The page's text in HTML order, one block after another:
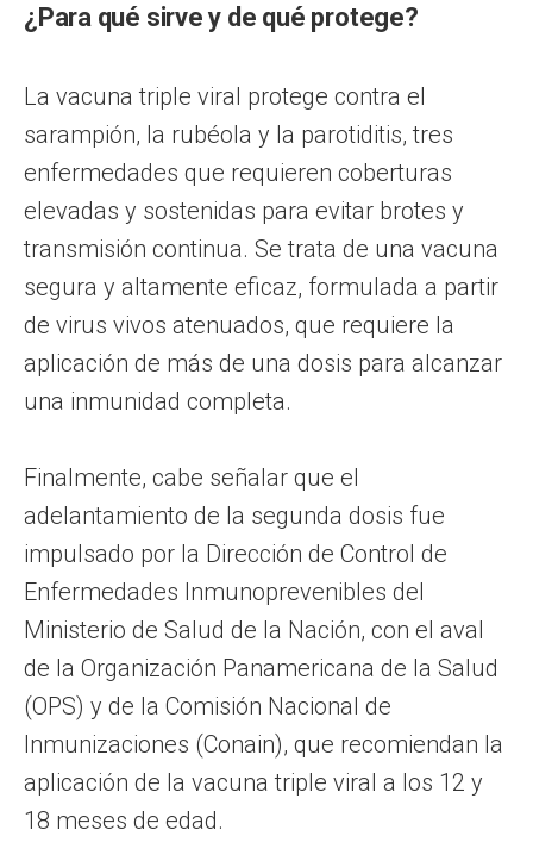
¿Para qué sirve y de qué protege?
La vacuna triple viral protege contra el
sarampión, la rubéola y la parotiditis, tres
enfermedades que requieren coberturas
elevadas y sostenidas para evitar brotes y
transmisión continua. Se trata de una vacuna
segura y altamente eficaz, formulada a partir
de virus vivos atenuados, que requiere la
aplicación de más de una dosis para alcanzar
una inmunidad completa.
Finalmente, cabe señalar que el
adelantamiento de la segunda dosis fue
impulsado por la Dirección de Control de
Enfermedades Inmunoprevenibles del
Ministerio de Salud de la Nación, con el aval
de la Organización Panamericana de la Salud
(OPS) y de la Comisión Nacional de
Inmunizaciones (Conain), que recomiendan la
aplicación de la vacuna triple viral a los 12 y
18 meses de edad.